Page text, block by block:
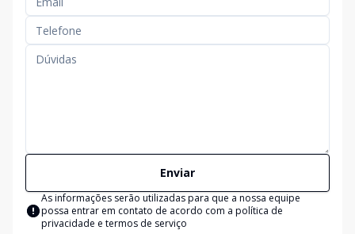
Enviar
As informações serão utilizadas para que a nossa equipe
possa entrar em contato de acordo com a política de
privacidade e termos de serviço